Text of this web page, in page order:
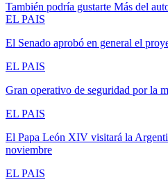
También podría gustarte Más del
EL PAIS
El Senado aprobó en general el
EL PAIS
Gran operativo de seguridad por la
EL PAIS
El Papa León XIV visitará la
noviembre
EL PAIS